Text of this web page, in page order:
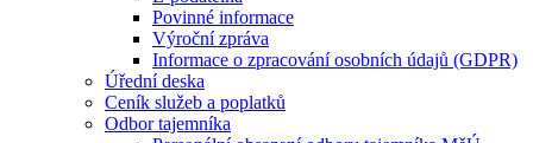
Povinné informace
Výroční zpráva
Informace o zpracování osobních údajů (GDPR)
Úřední deska
Ceník služeb a poplatků
Odbor tajemníka